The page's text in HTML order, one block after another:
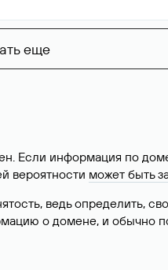
еще
Если информация по
вероятности может быть
ведь определить,
о домене, и обычно